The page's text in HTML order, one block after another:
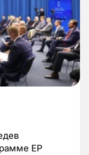
ЕР